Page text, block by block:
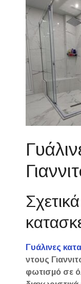
Γυάλινες
ντους
φωτισμό σε